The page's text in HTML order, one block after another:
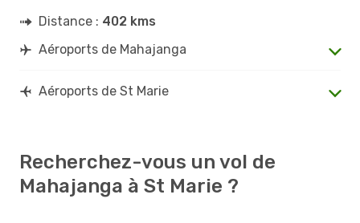
Distance : 402 kms
Aéroports de Mahajanga
Aéroports de St Marie
Recherchez-vous un vol de
Mahajanga à St Marie ?